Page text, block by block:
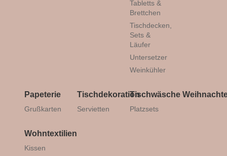
Tabletts &
Brettchen
Tischdecken,
Sets &
Läufer
Untersetzer
Weinkühler
Papeterie
Grußkarten
Tischdekoration
Servietten
Tischwäsche
Platzsets
Wohntextilien
Kissen